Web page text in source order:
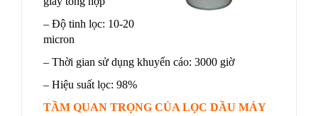
– Độ tinh lọc: 10-20
micron
– Thời gian sử dụng khuyến cáo: 3000 giờ
– Hiệu suất lọc: 98%
TẦM QUAN TRỌNG CỦA LỌC DẦU MÁY